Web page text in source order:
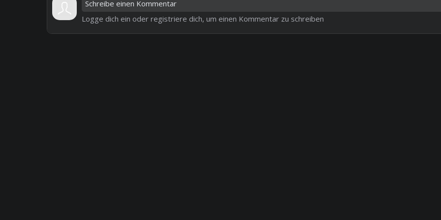
Logge dich ein oder registriere dich, um einen Kommentar zu schreiben